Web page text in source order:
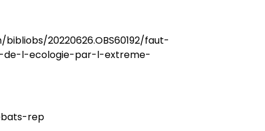
20220626.OBS60192/faut-
l-ecologie-par-l-extreme-
rep